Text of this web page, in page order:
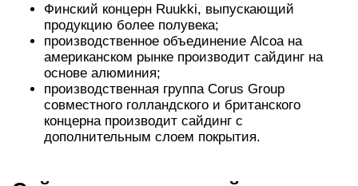
Финский концерн Ruukki, выпускающий
продукцию более полувека;
производственное объединение Alcoa на
американском рынке производит сайдинг на
основе алюминия;
производственная группа Corus Group
совместного голландского и британского
концерна производит сайдинг с
дополнительным слоем покрытия.